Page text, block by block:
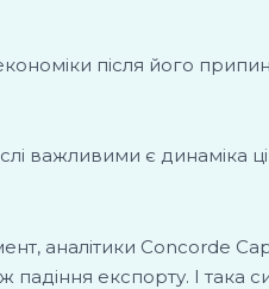
після його
важливими є динаміка
аналітики Concorde
падіння експорту. І така